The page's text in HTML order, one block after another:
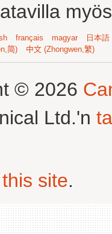
français magyar
日本
简) 中文 (Zhongwen,繁)
© 2026
Ltd.'n
site.